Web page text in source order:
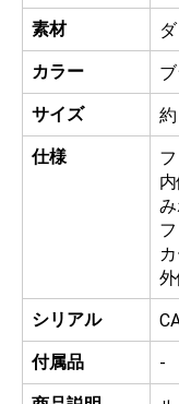
素材
カラー
サイズ
仕様
シリアル
付属品
-